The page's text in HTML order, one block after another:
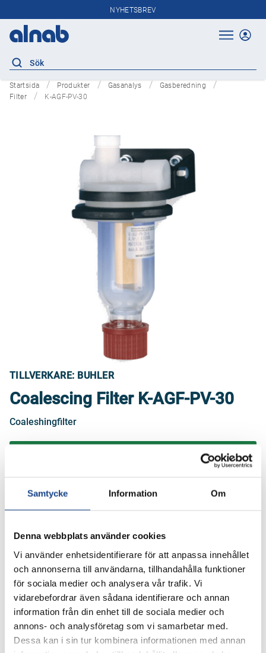
Samtycke Information Om
Denna webbplats använder cookies
Vi använder enhetsidentifierare för att anpassa innehållet
och annonserna till användarna, tillhandahålla funktioner
för sociala medier och analysera vår trafik. Vi
vidarebefordrar även sådana identifierare och annan
information från din enhet till de sociala medier och
annons- och analysföretag som vi samarbetar med.
Dessa kan i sin tur kombinera informationen med annan
NYHETSBREV
Startsida Produkter Gasanalys
Gasberedning
Filter
K-AGF-PV-30
TILLVERKARE: BUHLER
Coalescing Filter K-AGF-PV-30
Coaleshingfilter
Datablad
Datablad engelska LADDA NER
Manualer
Datablad engelska LADDA NER